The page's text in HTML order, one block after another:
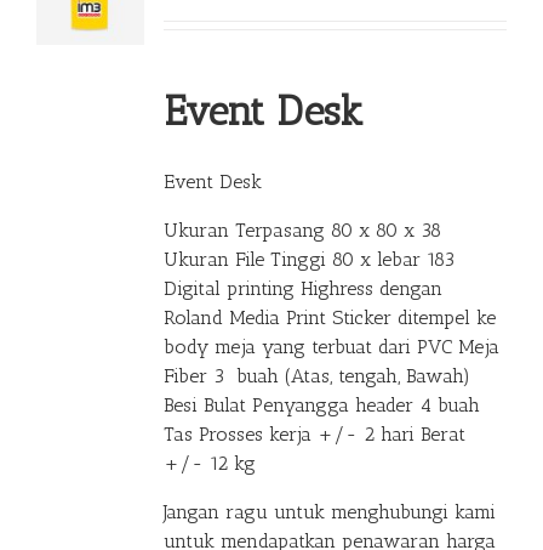
Event Desk
Event Desk
Ukuran Terpasang 80 x 80 x 38
Ukuran File Tinggi 80 x lebar 183
Digital printing Highress dengan
Roland Media Print Sticker ditempel ke
body meja yang terbuat dari PVC Meja
Fiber 3 buah (Atas, tengah, Bawah)
Besi Bulat Penyangga header 4 buah
Tas Prosses kerja +/- 2 hari Berat
+/- 12 kg
Jangan ragu untuk menghubungi kami
untuk mendapatkan penawaran harga